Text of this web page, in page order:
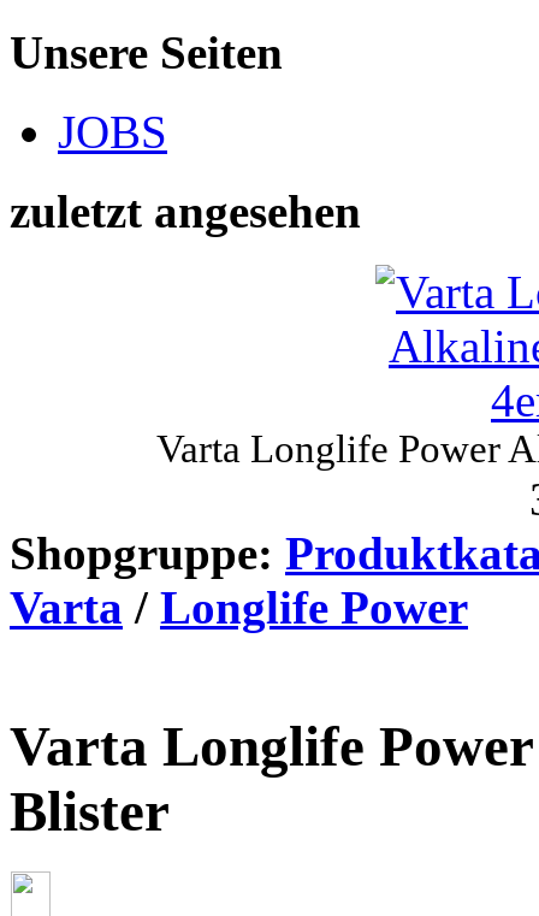
Unsere Seiten
JOBS
zuletzt angesehen
Varta Longlife Power
Shopgruppe:
Varta / Longlife Power
Varta Longlife
Blister